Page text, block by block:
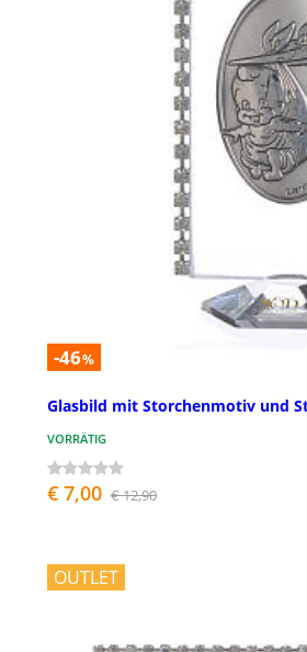
-46%
Glasbild mit Storchenmotiv und
VORRÄTIG
€ 7,00 € 12,90
OUTLET